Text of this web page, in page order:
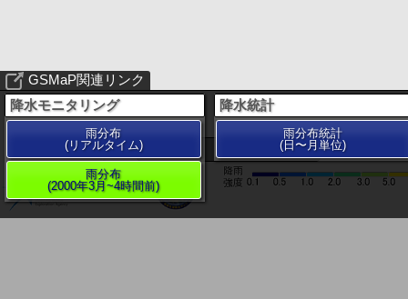
200 km
GSMaP関連リンク
降水モニタリング
雨分布
(リアルタイム)
雨分布
(2000年3月~4時間前)
降水統計
雨分布統計
(日〜月単位)